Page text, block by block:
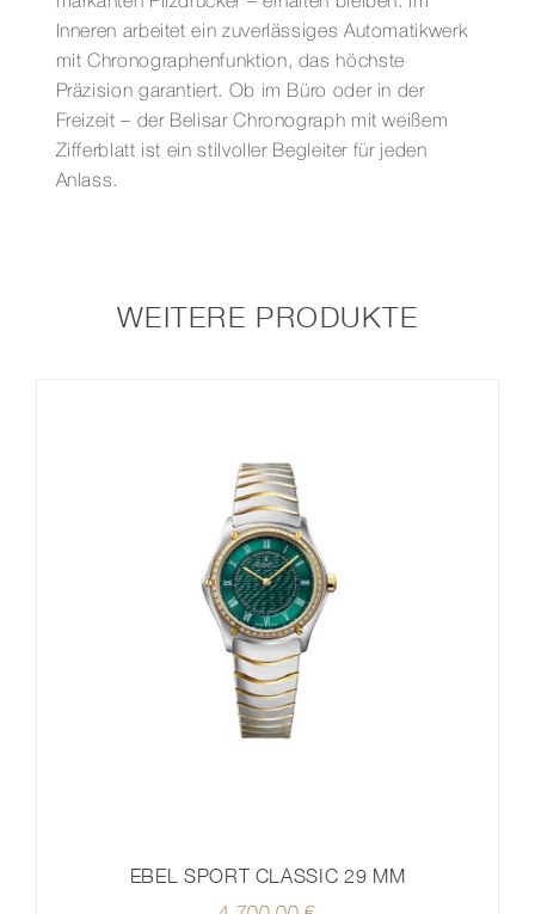
Inneren arbeitet ein zuverlässiges Automatikwerk
mit Chronographenfunktion, das höchste
Präzision garantiert. Ob im Büro oder in der
Freizeit – der Belisar Chronograph mit weißem
Zifferblatt ist ein stilvoller Begleiter für jeden
Anlass.
WEITERE PRODUKTE
EBEL SPORT CLASSIC 29 MM